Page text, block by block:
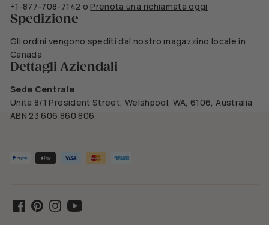
+1-877-708-7142 o Prenota una richiamata oggi
Spedizione
Gli ordini vengono spediti dal nostro magazzino locale in
Canada
Dettagli Aziendali
Sede Centrale
Unità 8/1 President Street, Welshpool, WA, 6106, Australia
ABN 23 606 860 806
Facebook
Pinterest
InstagramYouTube